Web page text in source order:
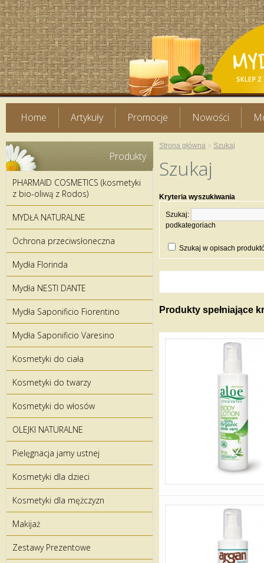
Home Artykuły Promocje Nowości
Produkty
PHARMAID COSMETICS (kosmetyki
z bio-oliwą z Rodos)
MYDŁA NATURALNE
Ochrona przeciwsłoneczna
Mydła Florinda
Mydła NESTI DANTE
Mydła Saponificio Fiorentino
Mydła Saponificio Varesino
Kosmetyki do ciała
Kosmetyki do twarzy
Kosmetyki do włosów
OLEJKI NATURALNE
Pielęgnacja jamy ustnej
Kosmetyki dla dzieci
Kosmetyki dla mężczyzn
Makijaż
Zestawy Prezentowe
Strona główna » Szukaj
Szukaj
Kryteria wyszukiwania
Szukaj:
podkategoriach
Szukaj w opisach
Produkty spełniające